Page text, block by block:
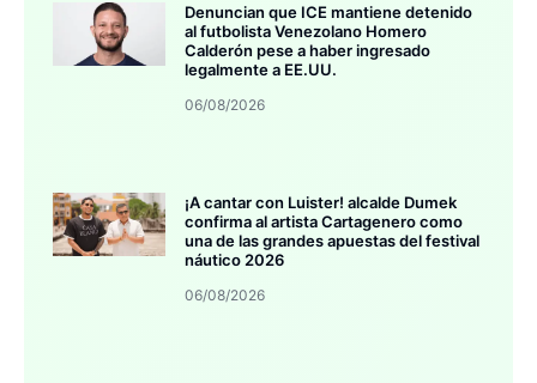
Denuncian que ICE mantiene detenido
al futbolista Venezolano Homero
Calderón pese a haber ingresado
legalmente a EE.UU.
06/08/2026
¡A cantar con Luister! alcalde Dumek
confirma al artista Cartagenero como
una de las grandes apuestas del festival
náutico 2026
06/08/2026